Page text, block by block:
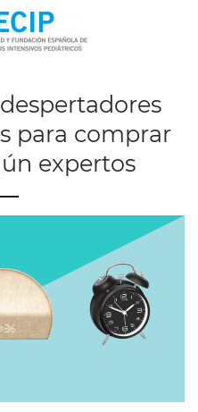
para comprar
expertos